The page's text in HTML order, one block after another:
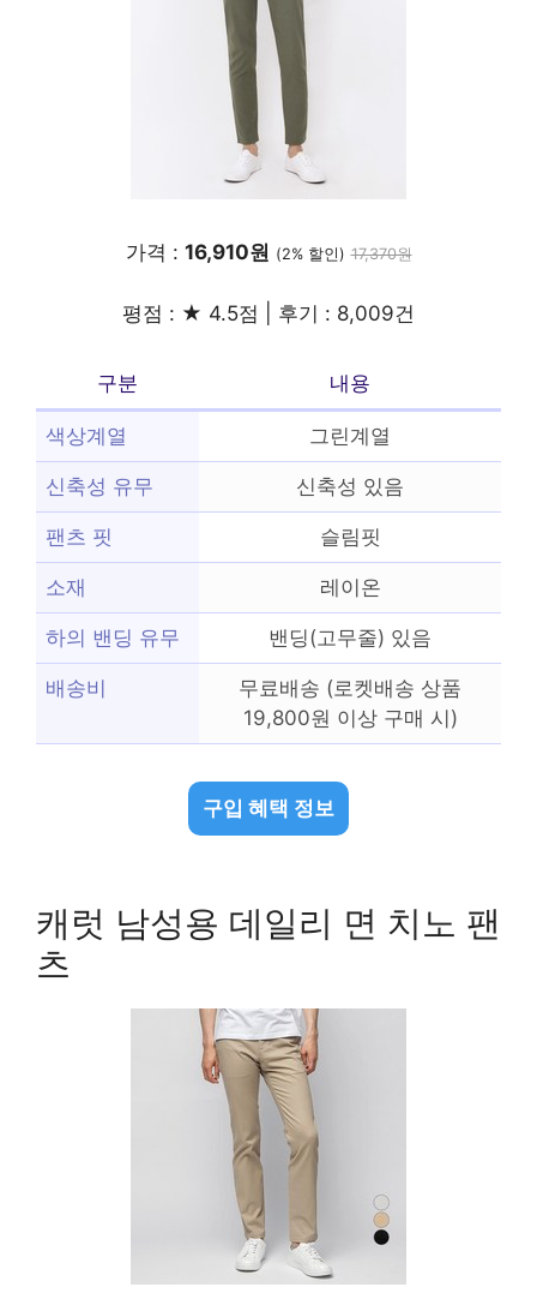
가격 : 16,910원 (2% 할인) 17,370원
평점 : ★ 4.5점 | 후기 : 8,009건
구분 내용
색상계열 그린계열
신축성 유무 신축성 있음
팬츠 핏 슬림핏
소재 레이온
하의 밴딩 유무 밴딩(고무줄) 있음
배송비
무료배송 (로켓배송 상품
19,800원 이상 구매 시)
구입 혜택 정보
캐럿 남성용 데일리 면 치노 팬
츠